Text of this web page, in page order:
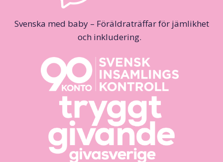
Svenska med baby – Föräldraträffar för jämlikhet
och inkludering.